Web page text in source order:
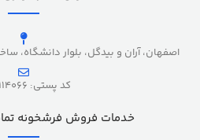
اصفهان، آران و بیدگل، بلوار دانشگاه،
کد پستی: 8741114066
خدمات فروش فرشخونه